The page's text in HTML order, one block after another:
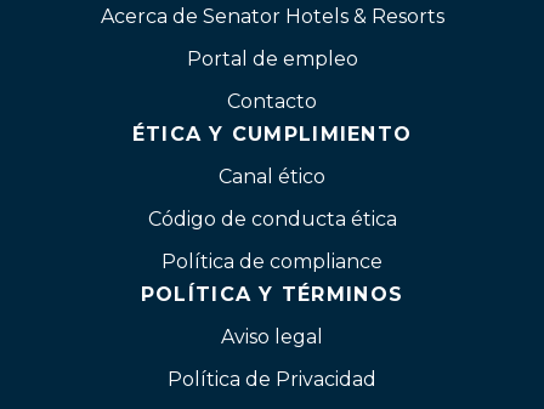
Acerca de Senator Hotels & Resorts
Portal de empleo
Contacto
ÉTICA Y CUMPLIMIENTO
Canal ético
Código de conducta ética
Política de compliance
POLÍTICA Y TÉRMINOS
Aviso legal
Política de Privacidad